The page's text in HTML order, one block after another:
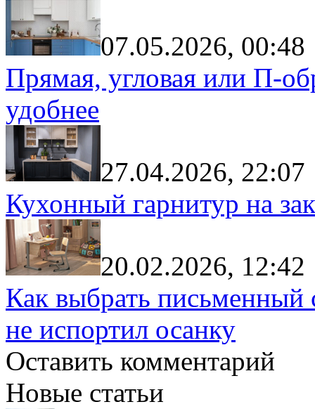
07.05.2026, 00:48
Прямая, угловая или П-
удобнее
27.04.2026, 22:07
Кухонный гарнитур на
20.02.2026, 12:42
Как выбрать письменный
не испортил осанку
Оставить комментарий
Новые статьи